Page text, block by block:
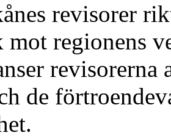
revisorer
regionens
revisorerna
de